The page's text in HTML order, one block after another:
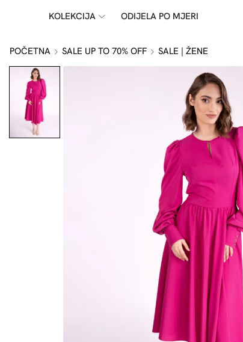
KOLEKCIJA ODIJELA PO MJERI
POČETNA SALE UP TO 70% OFF SALE | ŽENE